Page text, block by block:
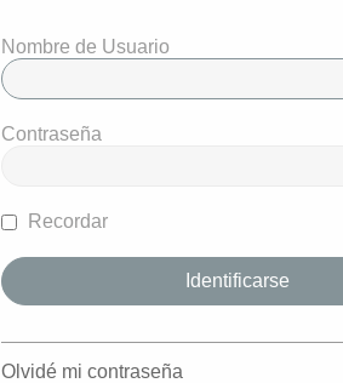
Nombre de Usuario
Contraseña
Recordar
Olvidé mi contraseña